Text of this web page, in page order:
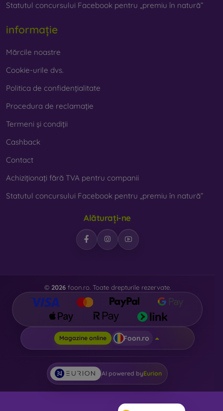
Statutul concursului Facebook pentru „premiu în natură”
informație
Mărcile noastre
Cookie-urile dvs.
Politica de confidențialitate
Procedura de reclamație
Termeni și condiții
Cashback
Contact
Achiziționați fără TVA pentru companii
Statutul concursului Facebook pentru „premiu în natură”
Alăturați-ne
© 2026foon.ro. Toate drepturile rezervate.
Magazine online Foon.ro
AI powered byEurion